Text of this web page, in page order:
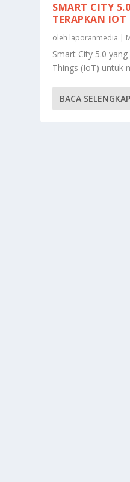
SMART CITY
TERAPKAN IOT
oleh laporanmedia |
Smart City 5.0
Things (IoT) untuk
BACA